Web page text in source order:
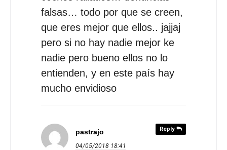
falsas… todo por que se creen,
que eres mejor que ellos.. jajjaj
pero si no hay nadie mejor ke
nadie pero bueno ellos no lo
entienden, y en este país hay
mucho envidioso
Reply
pastrajo
04/05/2018 18:41